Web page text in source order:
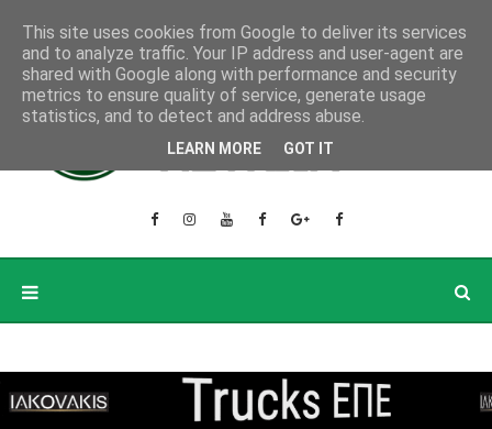
This site uses cookies from Google to deliver its services
and to analyze traffic. Your IP address and user-agent are
shared with Google along with performance and security
metrics to ensure quality of service, generate usage
statistics, and to detect and address abuse.
LEARN MORE GOT IT